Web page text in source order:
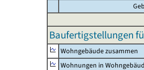
Baufertigstellungen
Wohngebäude zusammen
Wohnungen in